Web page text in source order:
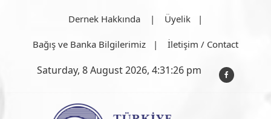
Dernek Hakkında Üyelik
Bağış ve Banka Bilgilerimiz İletişim / Contact
Saturday, 8 August 2026, 4:31:27 pm